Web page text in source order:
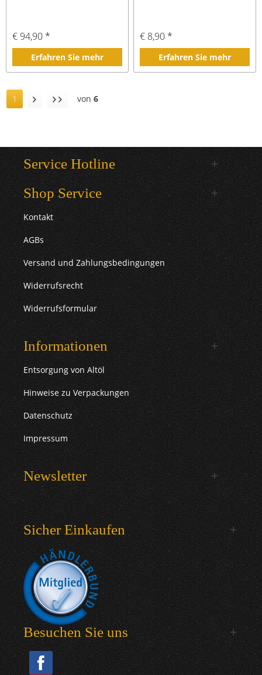
€ 94,90 *
Erfahren Sie mehr
€ 8,90 *
Erfahren Sie mehr
1 von 6
Service Hotline
Shop Service
Kontakt
AGBs
Versand und Zahlungsbedingungen
Widerrufsrecht
Widerrufsformular
Informationen
Entsorgung von Altöl
Hinweise zu Verpackungen
Datenschutz
Impressum
Newsletter
Sicher Einkaufen
Besuchen Sie uns